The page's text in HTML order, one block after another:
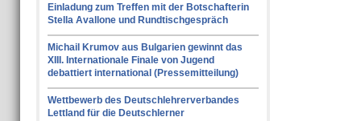
Einladung zum Treffen mit der Botschafterin
Stella Avallone und Rundtischgespräch
Michail Krumov aus Bulgarien gewinnt das
XIII. Internationale Finale von Jugend
debattiert international (Pressemitteilung)
Wettbewerb des Deutschlehrerverbandes
Lettland für die Deutschlerner